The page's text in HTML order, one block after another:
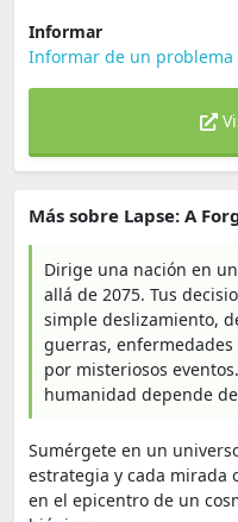
Informar
Informar de un problema
Más sobre Lapse: A
Dirige una nación en
allá de 2075. Tus
simple deslizamiento,
guerras,
por misteriosos
humanidad depende
Sumérgete en un
estrategia y cada mirada
en el epicentro de un